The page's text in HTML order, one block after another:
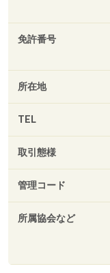
免許番号
所在地
TEL
取引態様
管理コード
所属協会など